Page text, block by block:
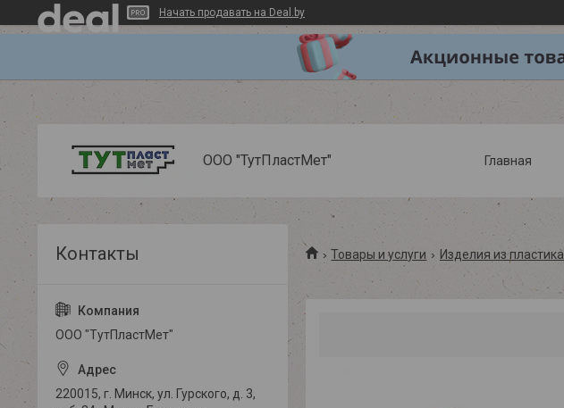
Начать продавать на Deal.by
ООО "ТутПластМет" Главная
Товары и услуги Изделия из пластика
ООО "ТутПластМет"
220015, г. Минск, ул. Гурского, д. 3,